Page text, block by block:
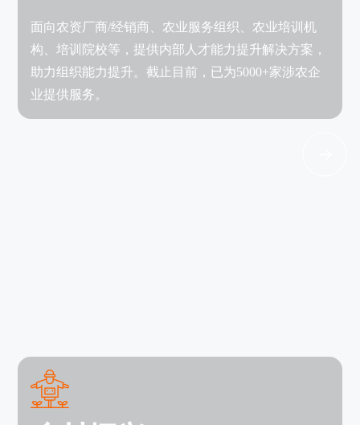
面向农资厂商/经销商、农业服务组织、农业培训机
构、培训院校等，提供内部人才能力提升解决方案，
助力组织能力提升。截止目前，已为5000+家涉农企
业提供服务。